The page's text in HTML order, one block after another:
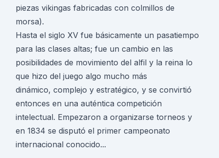
piezas vikingas fabricadas con colmillos de
morsa).
Hasta el siglo XV fue básicamente un pasatiempo
para las clases altas; fue un cambio en las
posibilidades de movimiento del alfil y la reina lo
que hizo del juego algo mucho más
dinámico, complejo y estratégico, y se convirtió
entonces en una auténtica competición
intelectual. Empezaron a organizarse torneos y
en 1834 se disputó el primer campeonato
internacional conocido...